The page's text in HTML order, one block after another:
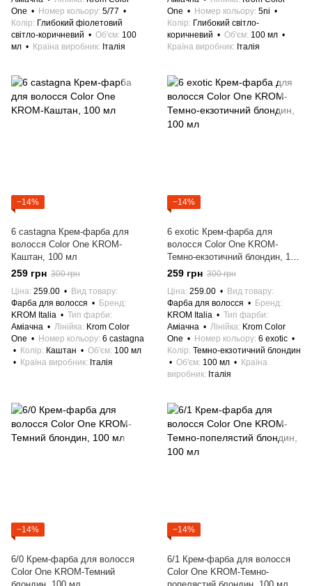
One
Номер кольору 5/77
Колір
Глибокий фіолетовий
світло-коричневий
Об'єм 100
мл
Країна виробник Італія
One
Номер кольору 5ni
Колір
Глибокий світло-
коричневий
Об'єм 100 мл
Країна виробник
Італія
−14%
6 castagna Крем-фарба для
волосся Color One KROM-
Каштан, 100 мл
259 грн 300 грн
Ціна 259.00
Вид товару
Фарба для волосся
Бренд
KROM Italia
Тип фарби
Аміачна
Лінійка Krom Color
One
Номер кольору 6 castagna
Колір
Каштан Об'єм 100 мл
Країна виробник
Італія
−14%
6 exotic Крем-фарба для
волосся Color One KROM-
Темно-екзотичний блондин, 100
мл
259 грн 300 грн
Ціна 259.00
Вид товару
Фарба для волосся
Бренд
KROM Italia
Тип фарби
Аміачна
Лінійка Krom Color
One
Номер кольору 6 exotic
Колір Темно-екзотичний блондин
Об'єм 100 мл
Країна
виробник
Італія
−14%
6/0 Крем-фарба для волосся
Color One KROM-Темний
−14%
6/1 Крем-фарба для волосся
Color One KROM-Темно-